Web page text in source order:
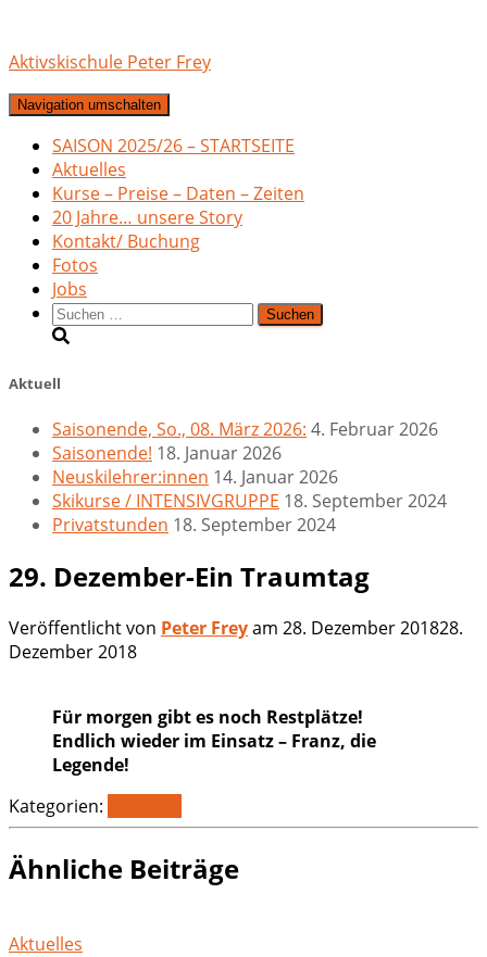
Aktivskischule Peter Frey
Navigation umschalten
SAISON 2025/26 – STARTSEITE
Aktuelles
Kurse – Preise – Daten – Zeiten
20 Jahre… unsere Story
Kontakt/ Buchung
Fotos
Jobs
Suchen
nach:
Aktuell
Saisonende, So., 08. März 2026: 4. Februar 2026
Saisonende! 18. Januar 2026
Neuskilehrer:innen 14. Januar 2026
Skikurse / INTENSIVGRUPPE 18. September 2024
Privatstunden 18. September 2024
29. Dezember-Ein Traumtag
Veröffentlicht von Peter Freyam 28. Dezember 201828.
Dezember 2018
Für morgen gibt es noch Restplätze!
Endlich wieder im Einsatz – Franz, die
Legende!
Kategorien:
Ähnliche Beiträge
Aktuelles